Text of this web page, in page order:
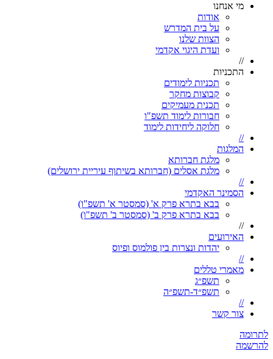
מי אנחנו
אודות
על בית המדרש
הצוות שלנו
ועדת היגוי אקדמי
//
התכניות
תכניות לימודים
קבוצות מחקר
תכנית מעמיקים
חבורות לימוד תשפ"ו
חלוקה ליחידות לימוד
//
המלגות
מלגת חברותא
מלגת אסלים (חברותא בשיתוף עיריית ירושלים)
//
הסמינר האקדמי
בבא בתרא פרק א' (סמסטר א' תשפ"ו)
בבא בתרא פרק ב' (סמסטר ב' תשפ"ו)
//
האירועים
יהדות ונצרות בין פולמוס ופיוס
//
מאמרי טללים
תשפ״ג
תשפ״ד-תשפ״ה
//
צור קשר
לתרומה
להרשמה